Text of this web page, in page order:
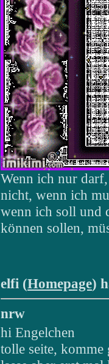
Wenn ich nur
nicht, wenn ich
wenn ich soll und
können sollen,
elfi (Homepage)
nrw
hi Engelchen
tolle seite, komme